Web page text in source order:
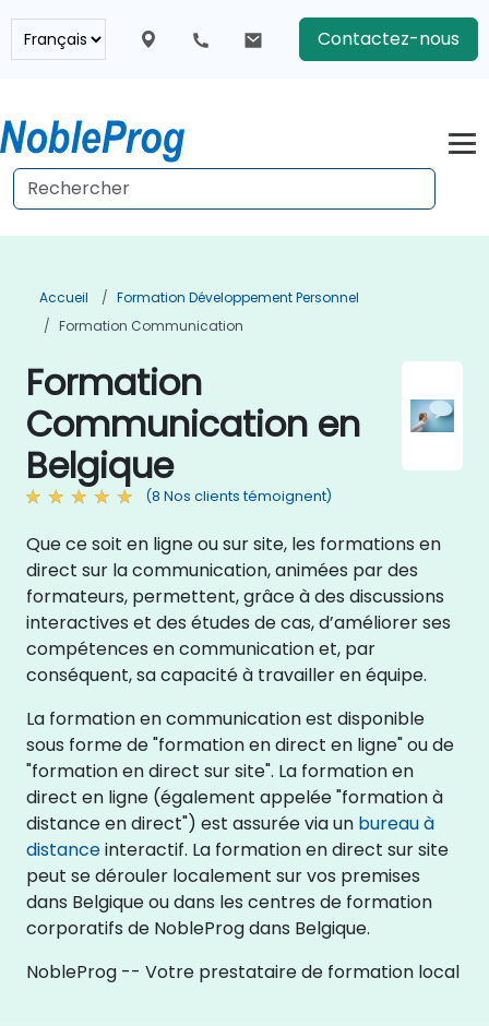
Contactez-nous
Accueil
Formation Développement Personnel
Formation Communication
Formation
Communication en
Belgique
(8 Nos clients témoignent)
Que ce soit en ligne ou sur site, les formations en
direct sur la communication, animées par des
formateurs, permettent, grâce à des discussions
interactives et des études de cas, d’améliorer ses
compétences en communication et, par
conséquent, sa capacité à travailler en équipe.
La formation en communication est disponible
sous forme de "formation en direct en ligne" ou de
"formation en direct sur site". La formation en
direct en ligne (également appelée "formation à
distance en direct") est assurée via un bureau à
distanceinteractif. La formation en direct sur site
peut se dérouler localement sur vos premises
dans Belgique ou dans les centres de formation
corporatifs de NobleProg dans Belgique.
NobleProg -- Votre prestataire de formation local